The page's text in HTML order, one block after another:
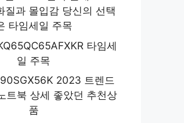
질과 몰입감 당신의 선택
타임세일 주목
타임세
일 주목
2023 트렌드
트북 상세 좋았던 추천상
품